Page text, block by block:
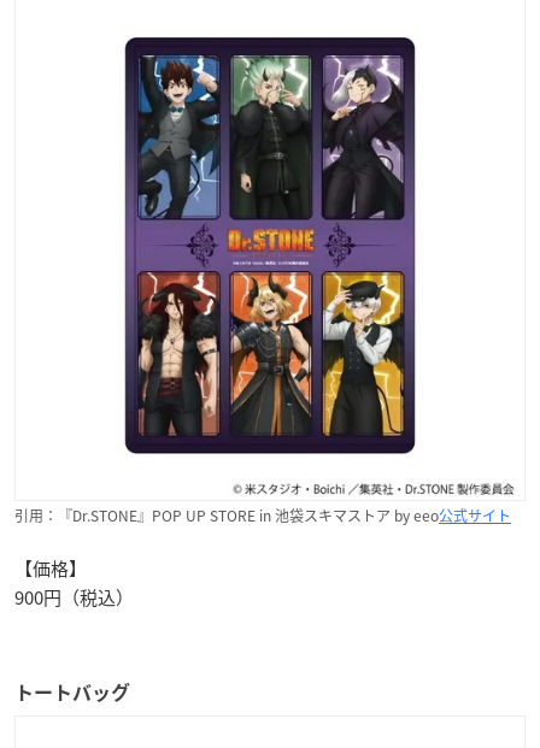
引用：『Dr.STONE』POP UP STORE in 池袋スキマストア by eeo公式サイト
【価格】
900円（税込）
トートバッグ